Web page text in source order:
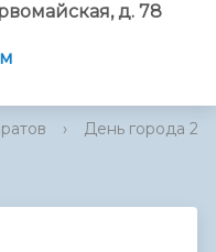
д. 78
› День города